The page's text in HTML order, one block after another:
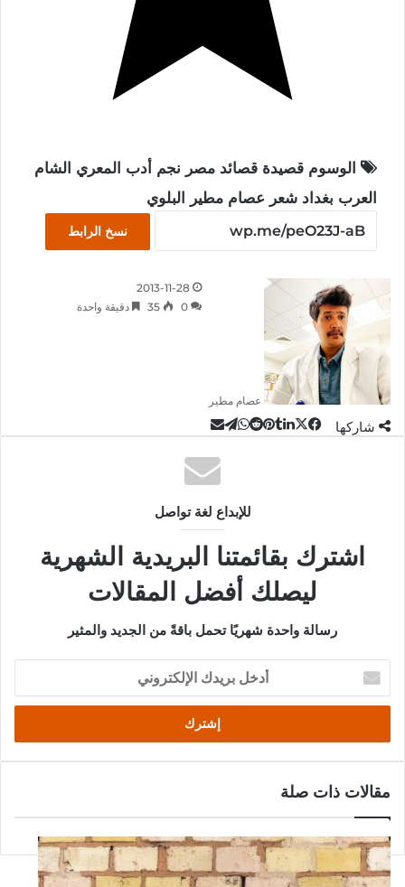
الوسوم قصيدة قصائد مصر نجم أدب المعري الشام
العرب بغداد شعر عصام مطير البلوي
نسخ الرابط
عصام مطير
2013-11-28
0
35 دقيقة واحدة
شاركها فيسبوك‫Xلينكدإن
بينتيريست
واتساب
تيلقرام
مشاركة
البريد
للإبداع لغة تواصل
اشترك بقائمتنا البريدية الشهرية
ليصلك أفضل المقالات
رسالة واحدة شهريًا تحمل باقةً من الجديد والمثير
أدخل
بريدك
الإلكتروني
مقالات ذات صلة